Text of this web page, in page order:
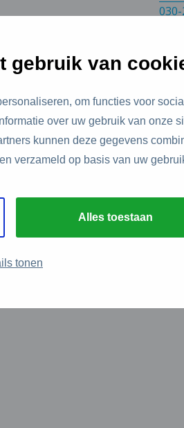
gebruik van
om functies voor
over uw gebruik van onze
kunnen deze gegevens
verzameld op basis van uw
Alles toestaan
tonen